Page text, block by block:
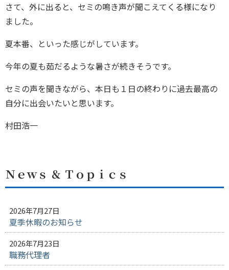
さて、外に出ると、セミの鳴き声が聞こえてくる様になり
ました。
夏本番、といった感じがしています。
今年の夏も茹だるような暑さが続きそうです。
セミの声を聞きながら、本日も１日の終わりに過去最高の
自分に出会いたいと思います。
村田浩一
Ｎｅｗｓ ＆ Ｔｏｐｉｃｓ
2026年7月27日
夏季休暇のお知らせ
2026年7月23日
職務代理者